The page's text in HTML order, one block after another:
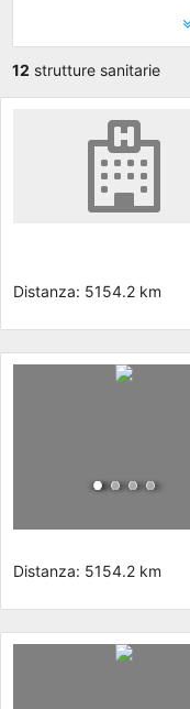
12 strutture sanitarie
Distanza: 5154.2 km
Distanza: 5154.2 km